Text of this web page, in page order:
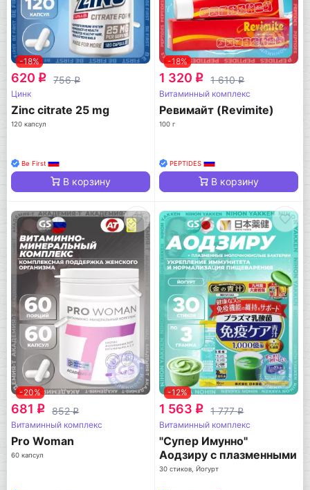
-18%
620 q 756q
Цинк
Zinc citrate 25 mg
120 капсул
Be First
В корзину
-18%
1 320 q 1 610q
Витаминный комплекс
Ревимайт (Revimite)
100 г
PEPTIDES
В корзину
-20%
681 q 852q
Витаминный комплекс
Pro Woman
60 капсул
-12%
1 563 q 1 777q
Витаминный комплекс
"Супер Имунно"
Аодзиру с плазменными
молочнокислыми
30 стиков, Йогурт